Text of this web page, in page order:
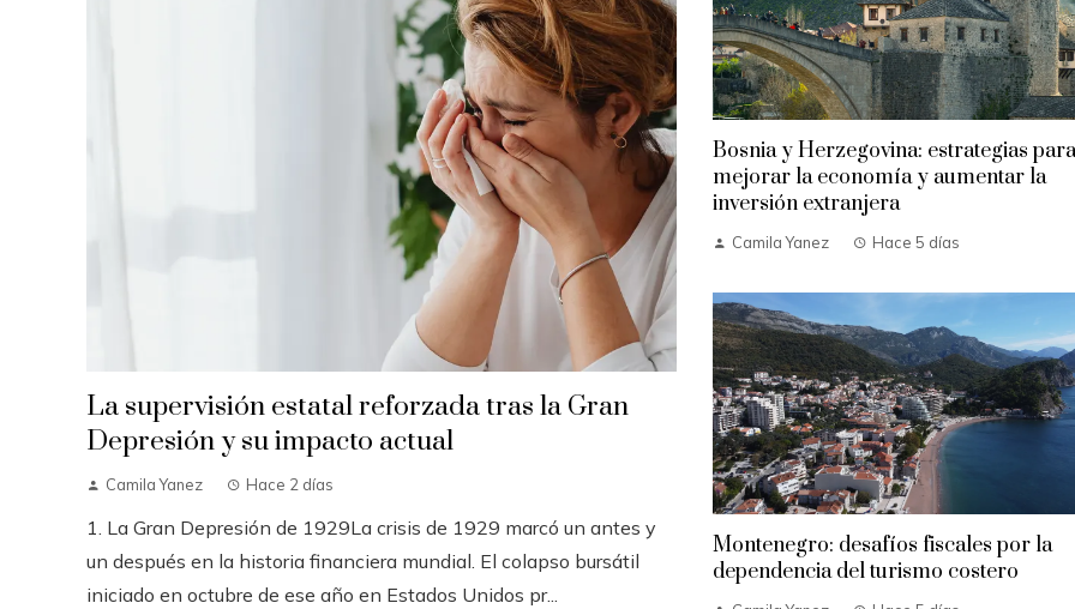
La supervisión estatal reforzada tras la Gran
Depresión y su impacto actual
Camila Yanez Hace 2 días
1. La Gran Depresión de 1929La crisis de 1929 marcó un antes y
un después en la historia financiera mundial. El colapso bursátil
iniciado en octubre de ese año en Estados Unidos pr...
Bosnia y Herzegovina: estrategias para
mejorar la economía y aumentar la
inversión extranjera
Camila Yanez Hace 5 días
Montenegro: desafíos fiscales por la
dependencia del turismo costero